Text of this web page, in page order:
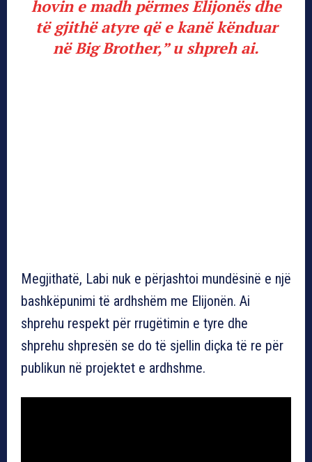
hovin e madh përmes Elijonës dhe
të gjithë atyre që e kanë kënduar
në Big Brother,” u shpreh ai.
Megjithatë, Labi nuk e përjashtoi mundësinë e një
bashkëpunimi të ardhshëm me Elijonën. Ai
shprehu respekt për rrugëtimin e tyre dhe
shprehu shpresën se do të sjellin diçka të re për
publikun në projektet e ardhshme.